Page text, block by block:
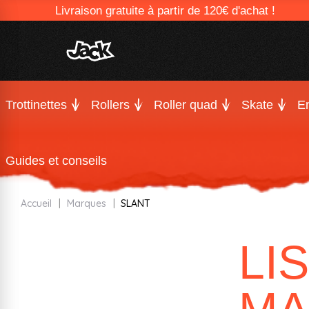
Livraison gratuite à partir de 120€ d'achat !
Trottinettes Rollers Roller quad Skate
Guides et conseils
Accueil Marques SLANT